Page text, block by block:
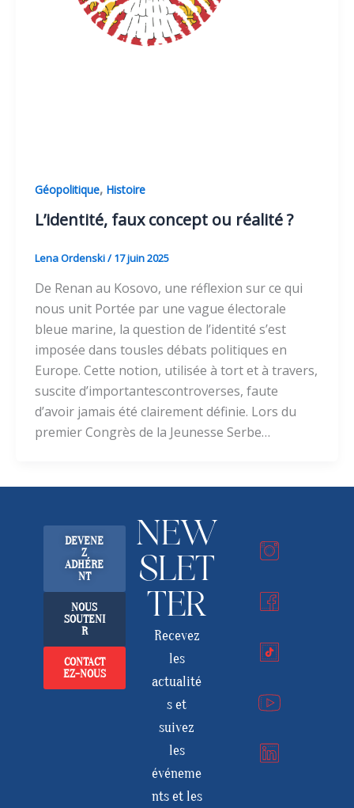
Géopolitique, Histoire
L’identité, faux concept ou réalité ?
Lena Ordenski/17 juin 2025
De Renan au Kosovo, une réflexion sur ce qui
nous unit Portée par une vague électorale
bleue marine, la question de l’identité s’est
imposée dans tousles débats politiques en
Europe. Cette notion, utilisée à tort et à travers,
suscite d’importantescontroverses, faute
d’avoir jamais été clairement définie. Lors du
premier Congrès de la Jeunesse Serbe…
DEVENE
Z
ADHÉRE
NT
NOUS
SOUTENI
R
CONTACT
EZ-NOUS
NEW
SLET
TER
Recevez
les
actualité
s et
suivez
les
événeme
nts et les